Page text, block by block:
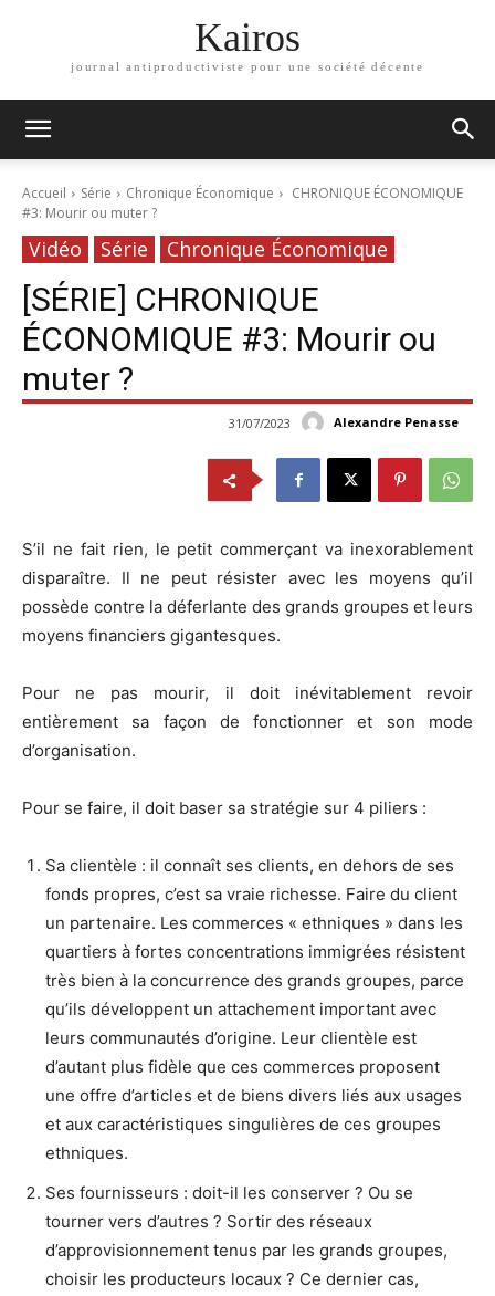
Kairos
journal antiproductiviste pour une société décente
Accueil Série Chronique Économique
CHRONIQUE ÉCONOMIQUE
#3: Mourir ou muter ?
Vidéo Série Chronique Économique
[SÉRIE] CHRONIQUE
ÉCONOMIQUE #3: Mourir ou
muter ?
Alexandre Penasse
31/07/2023
S’il ne fait rien, le petit commerçant va inexorablement
disparaître. Il ne peut résister avec les moyens qu’il
possède contre la déferlante des grands groupes et leurs
moyens financiers gigantesques.
Pour ne pas mourir, il doit inévitablement revoir
entièrement sa façon de fonctionner et son mode
d’organisation.
Pour se faire, il doit baser sa stratégie sur 4 piliers :
Sa clientèle : il connaît ses clients, en dehors de ses
fonds propres, c’est sa vraie richesse. Faire du client
un partenaire. Les commerces « ethniques » dans les
quartiers à fortes concentrations immigrées résistent
très bien à la concurrence des grands groupes, parce
qu’ils développent un attachement important avec
leurs communautés d’origine. Leur clientèle est
d’autant plus fidèle que ces commerces proposent
une offre d’articles et de biens divers liés aux usages
et aux caractéristiques singulières de ces groupes
ethniques.
Ses fournisseurs : doit-il les conserver ? Ou se
tourner vers d’autres ? Sortir des réseaux
d’approvisionnement tenus par les grands groupes,
choisir les producteurs locaux ? Ce dernier cas,